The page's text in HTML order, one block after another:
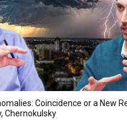
Coincidence or a New
Chernokulsky